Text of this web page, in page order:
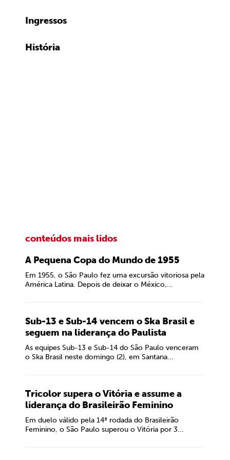
Ingressos
História
conteúdos mais lidos
A Pequena Copa do Mundo de 1955
Em 1955, o São Paulo fez uma excursão vitoriosa pela
América Latina. Depois de deixar o México,...
Sub-13 e Sub-14 vencem o Ska Brasil e
seguem na liderança do Paulista
As equipes Sub-13 e Sub-14 do São Paulo venceram
o Ska Brasil neste domingo (2), em Santana...
Tricolor supera o Vitória e assume a
liderança do Brasileirão Feminino
Em duelo válido pela 14ª rodada do Brasileirão
Feminino, o São Paulo superou o Vitória por 3...